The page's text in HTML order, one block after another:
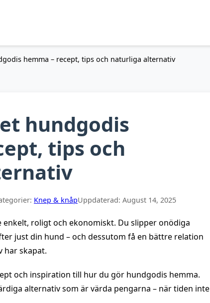
hemma – recept, tips och naturliga alternativ
hundgodis
tips och
Knep & knåpUppdaterad: August 14, 2025
roligt och ekonomiskt. Du slipper onödiga
just din hund – och dessutom få en bättre relation
har skapat.
och inspiration till hur du gör hundgodis hemma.
alternativ som är värda pengarna – när tiden inte